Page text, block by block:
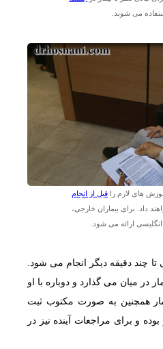
می شوند.
های لازم را قبل از انجام
داد. برای بیماران خارجی،
ارائه می شود.
چند دقیقه دیگر انجام می شود.
در میان می گذارد و دوباره با او
همچنین به صورت مکتوب ثبت
و برای مراجعات آینده نیز در